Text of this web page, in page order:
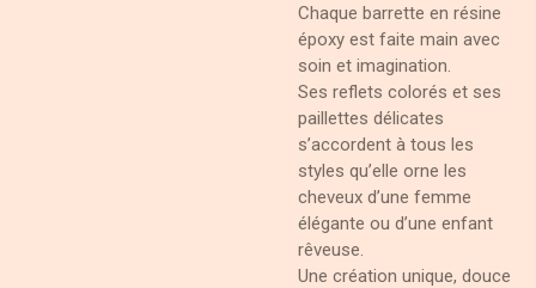
Chaque barrette en résine
époxy est faite main avec
soin et imagination.
Ses reflets colorés et ses
paillettes délicates
s’accordent à tous les
styles qu’elle orne les
cheveux d’une femme
élégante ou d’une enfant
rêveuse.
Une création unique, douce